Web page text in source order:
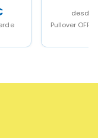
OFFICE verde garrafa